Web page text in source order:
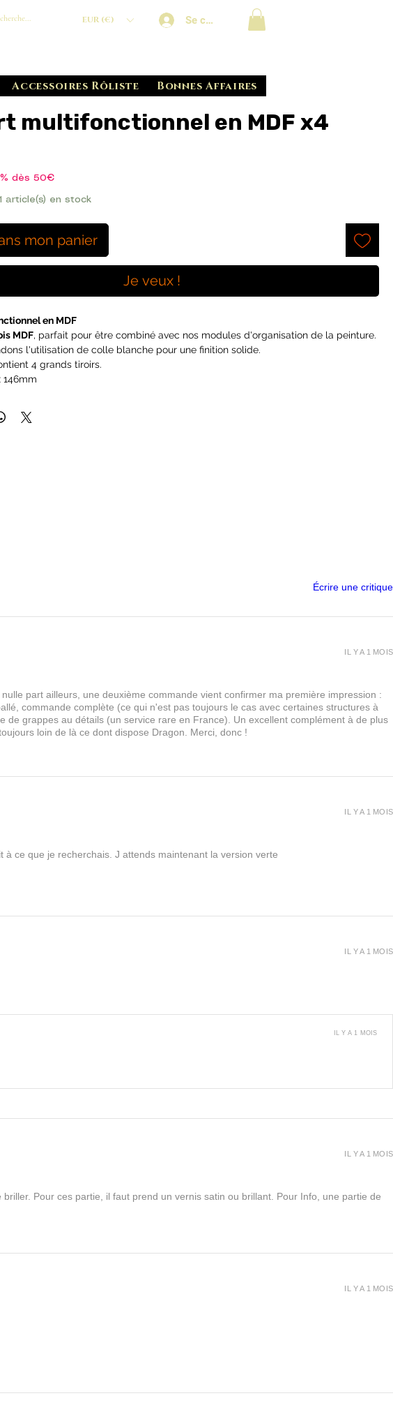
EUR (€) Se connecter
Accessoires Rôliste Bonnes Affaires
multifonctionnel en MDF x4
dès 50€
article(s) en stock
mon panier
Je veux !
en MDF
MDF, parfait pour être combiné avec nos modules d'organisation de la peinture.
l'utilisation de colle blanche pour une finition solide.
4 grands tiroirs.
146mm
Écrire une critique
part ailleurs, une deuxième commande vient confirmer ma première impression :
commande complète (ce qui n'est pas toujours le cas avec certaines structures à
grappes au détails (un service rare en France). Un excellent complément à de plus
loin de là ce dont dispose Dragon. Merci, donc !
IL Y A 1 MOIS
ce que je recherchais. J attends maintenant la version verte
IL Y A 1 MOIS
IL Y A 1 MOIS
IL Y A 1 MOIS
Pour ces partie, il faut prend un vernis satin ou brillant. Pour Info, une partie de
IL Y A 1 MOIS
IL Y A 1 MOIS